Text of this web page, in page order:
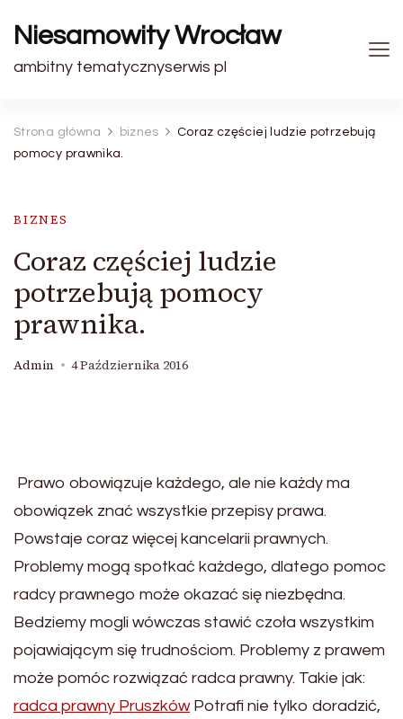
Niesamowity Wrocław
ambitny tematycznyserwis pl
Strona główna biznes
Coraz częściej ludzie potrzebują
pomocy prawnika.
BIZNES
Coraz częściej ludzie
potrzebują pomocy
prawnika.
Admin 4 Października 2016
Prawo obowiązuje każdego, ale nie każdy ma
obowiązek znać wszystkie przepisy prawa.
Powstaje coraz więcej kancelarii prawnych.
Problemy mogą spotkać każdego, dlatego pomoc
radcy prawnego może okazać się niezbędna.
Bedziemy mogli wówczas stawić czoła wszystkim
pojawiającym się trudnościom. Problemy z prawem
może pomóc rozwiązać radca prawny. Takie jak:
radca prawny PruszkówPotrafi nie tylko doradzić,